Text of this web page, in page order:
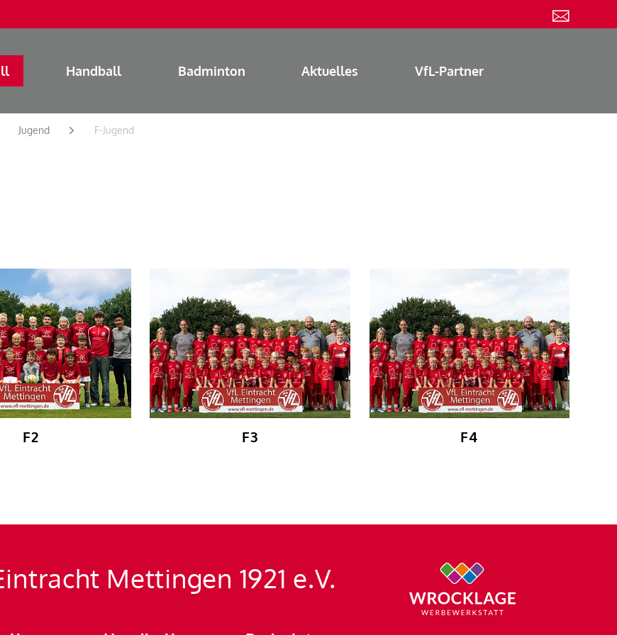
Handball Badminton Aktuelles VfL-Partner
Jugend F-Jugend
F2 F3 F4
Mettingen 1921 e.V.